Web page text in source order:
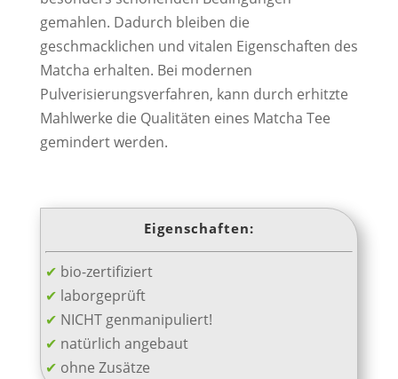
gemahlen. Dadurch bleiben die
geschmacklichen und vitalen Eigenschaften des
Matcha erhalten. Bei modernen
Pulverisierungsverfahren, kann durch erhitzte
Mahlwerke die Qualitäten eines Matcha Tee
gemindert werden.
Eigenschaften:
✔ bio-zertifiziert
✔ laborgeprüft
✔ NICHT genmanipuliert!
✔ natürlich angebaut
✔ ohne Zusätze